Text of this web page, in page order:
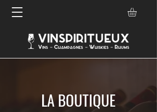
LA BOUTIQUE